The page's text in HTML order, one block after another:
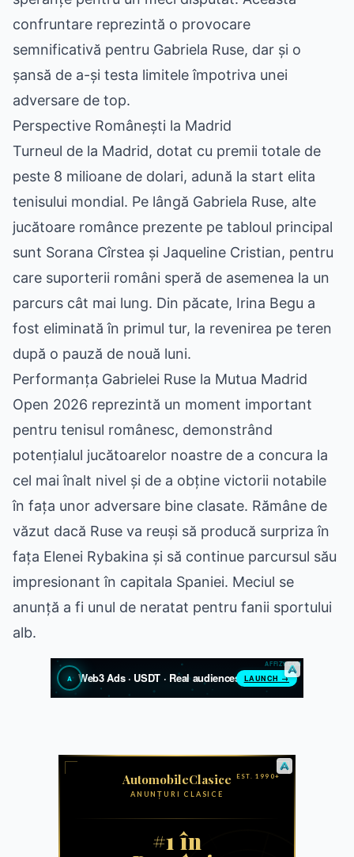
confruntare reprezintă o provocare
semnificativă pentru Gabriela Ruse, dar și o
șansă de a-și testa limitele împotriva unei
adversare de top.
Perspective Românești la Madrid
Turneul de la Madrid, dotat cu premii totale de
peste 8 milioane de dolari, adună la start elita
tenisului mondial. Pe lângă Gabriela Ruse, alte
jucătoare românce prezente pe tabloul principal
sunt Sorana Cîrstea și Jaqueline Cristian, pentru
care suporterii români speră de asemenea la un
parcurs cât mai lung. Din păcate, Irina Begu a
fost eliminată în primul tur, la revenirea pe teren
după o pauză de nouă luni.
Performanța Gabrielei Ruse la Mutua Madrid
Open 2026 reprezintă un moment important
pentru tenisul românesc, demonstrând
potențialul jucătoarelor noastre de a concura la
cel mai înalt nivel și de a obține victorii notabile
în fața unor adversare bine clasate. Rămâne de
văzut dacă Ruse va reuși să producă surpriza în
fața Elenei Rybakina și să continue parcursul său
impresionant în capitala Spaniei. Meciul se
anunță a fi unul de neratat pentru fanii sportului
alb.